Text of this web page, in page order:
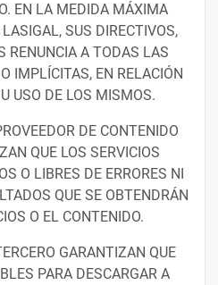
EN LA MEDIDA MÁXIMA
SUS DIRECTIVOS,
RENUNCIA A TODAS LAS
IMPLÍCITAS, EN RELACIÓN
USO DE LOS MISMOS.
DE CONTENIDO
QUE LOS SERVICIOS
O LIBRES DE ERRORES NI
QUE SE OBTENDRÁN
O EL CONTENIDO.
GARANTIZAN QUE
PARA DESCARGAR A